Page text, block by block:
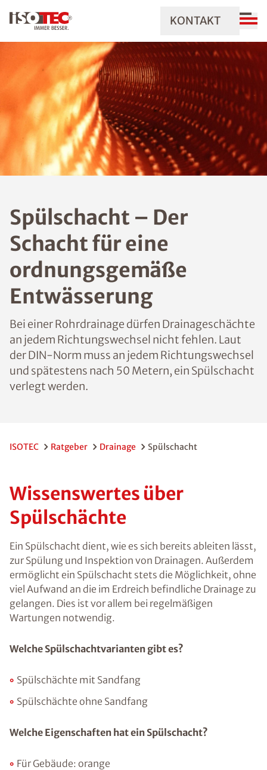
KONTAKT
Spülschacht – Der
Schacht für eine
ordnungsgemäße
Entwässerung
Bei einer Rohrdrainage dürfen Drainageschächte
an jedem Richtungswechsel nicht fehlen. Laut
der DIN-Norm muss an jedem Richtungswechsel
und spätestens nach 50 Metern, ein Spülschacht
verlegt werden.
ISOTEC Ratgeber Drainage Spülschacht
Wissenswertes über
Spülschächte
Ein Spülschacht dient, wie es sich bereits ableiten lässt,
zur Spülung und Inspektion von Drainagen. Außerdem
ermöglicht ein Spülschacht stets die Möglichkeit, ohne
viel Aufwand an die im Erdreich befindliche Drainage zu
gelangen. Dies ist vor allem bei regelmäßigen
Wartungen notwendig.
Welche Spülschachtvarianten gibt es?
Spülschächte mit Sandfang
Spülschächte ohne Sandfang
Welche Eigenschaften hat ein Spülschacht?
Für Gebäude: orange